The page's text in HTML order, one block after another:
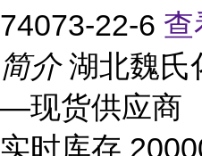
74073-22-6
简介 湖北魏氏
—现货供应商
实时库存